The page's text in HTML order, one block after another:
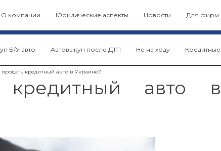
О компании Юридические аспекты Новости Для фирм
Б/У авто Автовыкуп после ДТП Не на ходу Кредитные
продать кредитный авто в Украине?
кредитный авто в